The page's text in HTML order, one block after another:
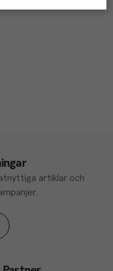
artiklar och